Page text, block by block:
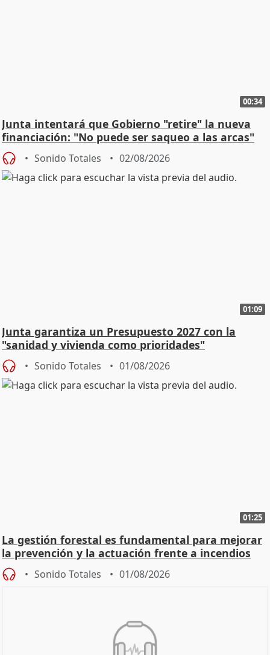
00:34
Junta intentará que Gobierno "retire" la nueva
financiación: "No puede ser saqueo a las arcas"
Sonido Totales 02/08/2026
01:09
Junta garantiza un Presupuesto 2027 con la
"sanidad y vivienda como prioridades"
Sonido Totales 01/08/2026
01:25
La gestión forestal es fundamental para mejorar
la prevención y la actuación frente a incendios
Sonido Totales 01/08/2026